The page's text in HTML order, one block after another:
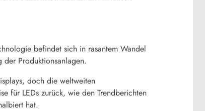
befindet sich in rasantem Wandel
Produktionsanlagen.
doch die weltweiten
für LEDs zurück, wie den Trendberichten
hat.